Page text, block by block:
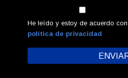
He leído y estoy de acuerdo
política de privacidad